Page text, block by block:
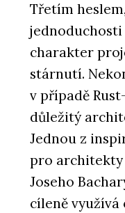
Třetím
charakter
stárnutí.
v případě
důležitý
Jednou z
pro architekty
Joseho
cíleně využívá